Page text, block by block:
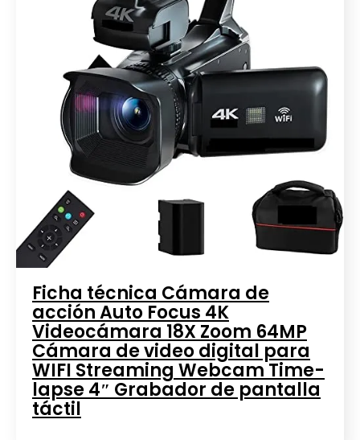
Ficha técnica Cámara de
acción Auto Focus 4K
Videocámara 18X Zoom 64MP
Cámara de video digital para
WIFI Streaming Webcam Time-
lapse 4″ Grabador de pantalla
táctil